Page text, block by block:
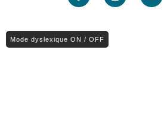
Mode dyslexique ON / OFF